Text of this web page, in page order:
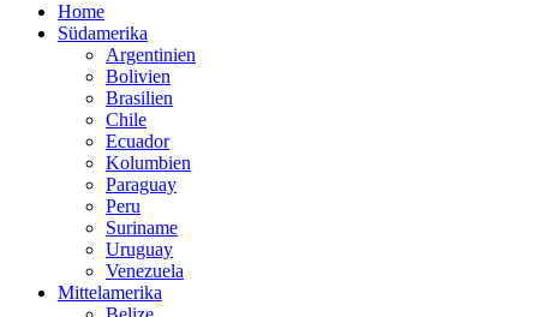
Home
Südamerika
Argentinien
Bolivien
Brasilien
Chile
Ecuador
Kolumbien
Paraguay
Peru
Suriname
Uruguay
Venezuela
Mittelamerika